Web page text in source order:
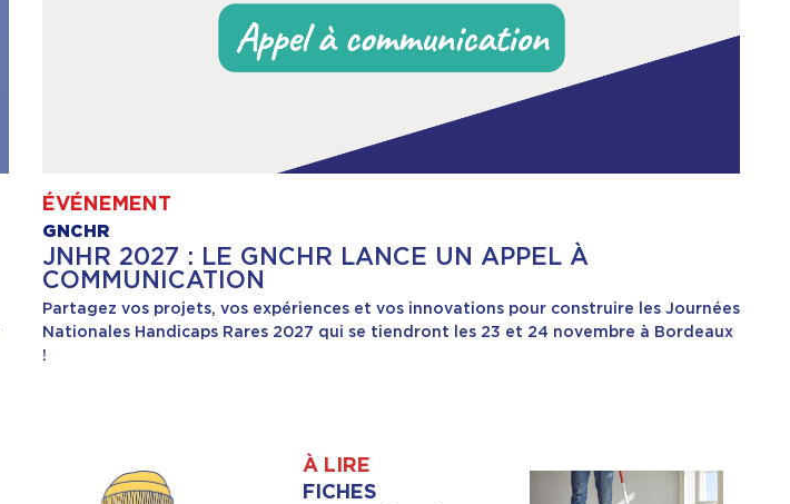
ÉVÉNEMENT
GNCHR
JNHR 2027 : LE GNCHR LANCE UN APPEL À
COMMUNICATION
Partagez vos projets, vos expériences et vos innovations pour construire les Journées
Nationales Handicaps Rares 2027 qui se tiendront les 23 et 24 novembre à Bordeaux
!
À LIRE
FICHES